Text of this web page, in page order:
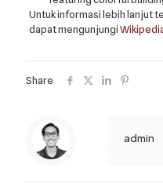
Untuk informasi lebih lanjut
dapat mengunjungi
Share
admin